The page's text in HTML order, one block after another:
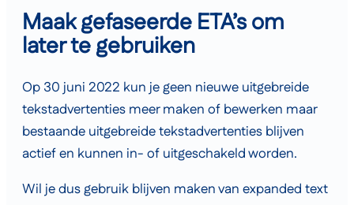
Maak gefaseerde ETA’s om
later te gebruiken
Op 30 juni 2022 kun je geen nieuwe uitgebreide
tekstadvertenties meer maken of bewerken maar
bestaande uitgebreide tekstadvertenties blijven
actief en kunnen in- of uitgeschakeld worden.
Wil je dus gebruik blijven maken van expanded text